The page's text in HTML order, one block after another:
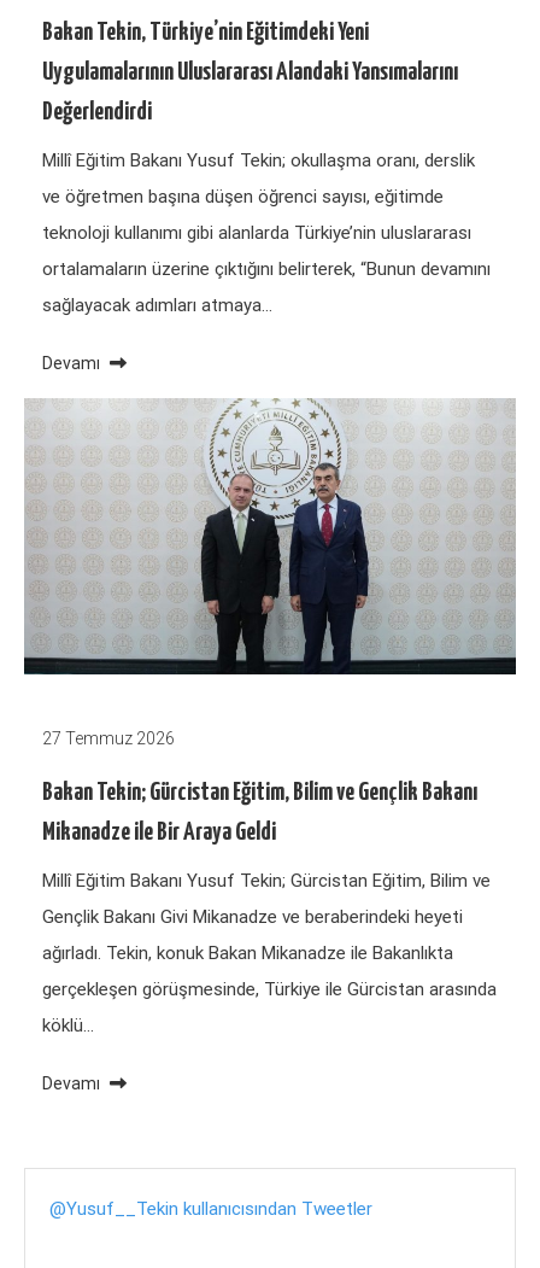
Bakan Tekin, Türkiye’nin Eğitimdeki Yeni
Uygulamalarının Uluslararası Alandaki Yansımalarını
Değerlendirdi
Millî Eğitim Bakanı Yusuf Tekin; okullaşma oranı, derslik
ve öğretmen başına düşen öğrenci sayısı, eğitimde
teknoloji kullanımı gibi alanlarda Türkiye’nin uluslararası
ortalamaların üzerine çıktığını belirterek, “Bunun devamını
sağlayacak adımları atmaya…
Devamı
27 Temmuz 2026
Bakan Tekin; Gürcistan Eğitim, Bilim ve Gençlik Bakanı
Mikanadze ile Bir Araya Geldi
Millî Eğitim Bakanı Yusuf Tekin; Gürcistan Eğitim, Bilim ve
Gençlik Bakanı Givi Mikanadze ve beraberindeki heyeti
ağırladı. Tekin, konuk Bakan Mikanadze ile Bakanlıkta
gerçekleşen görüşmesinde, Türkiye ile Gürcistan arasında
köklü…
Devamı
@Yusuf__Tekin kullanıcısından Tweetler